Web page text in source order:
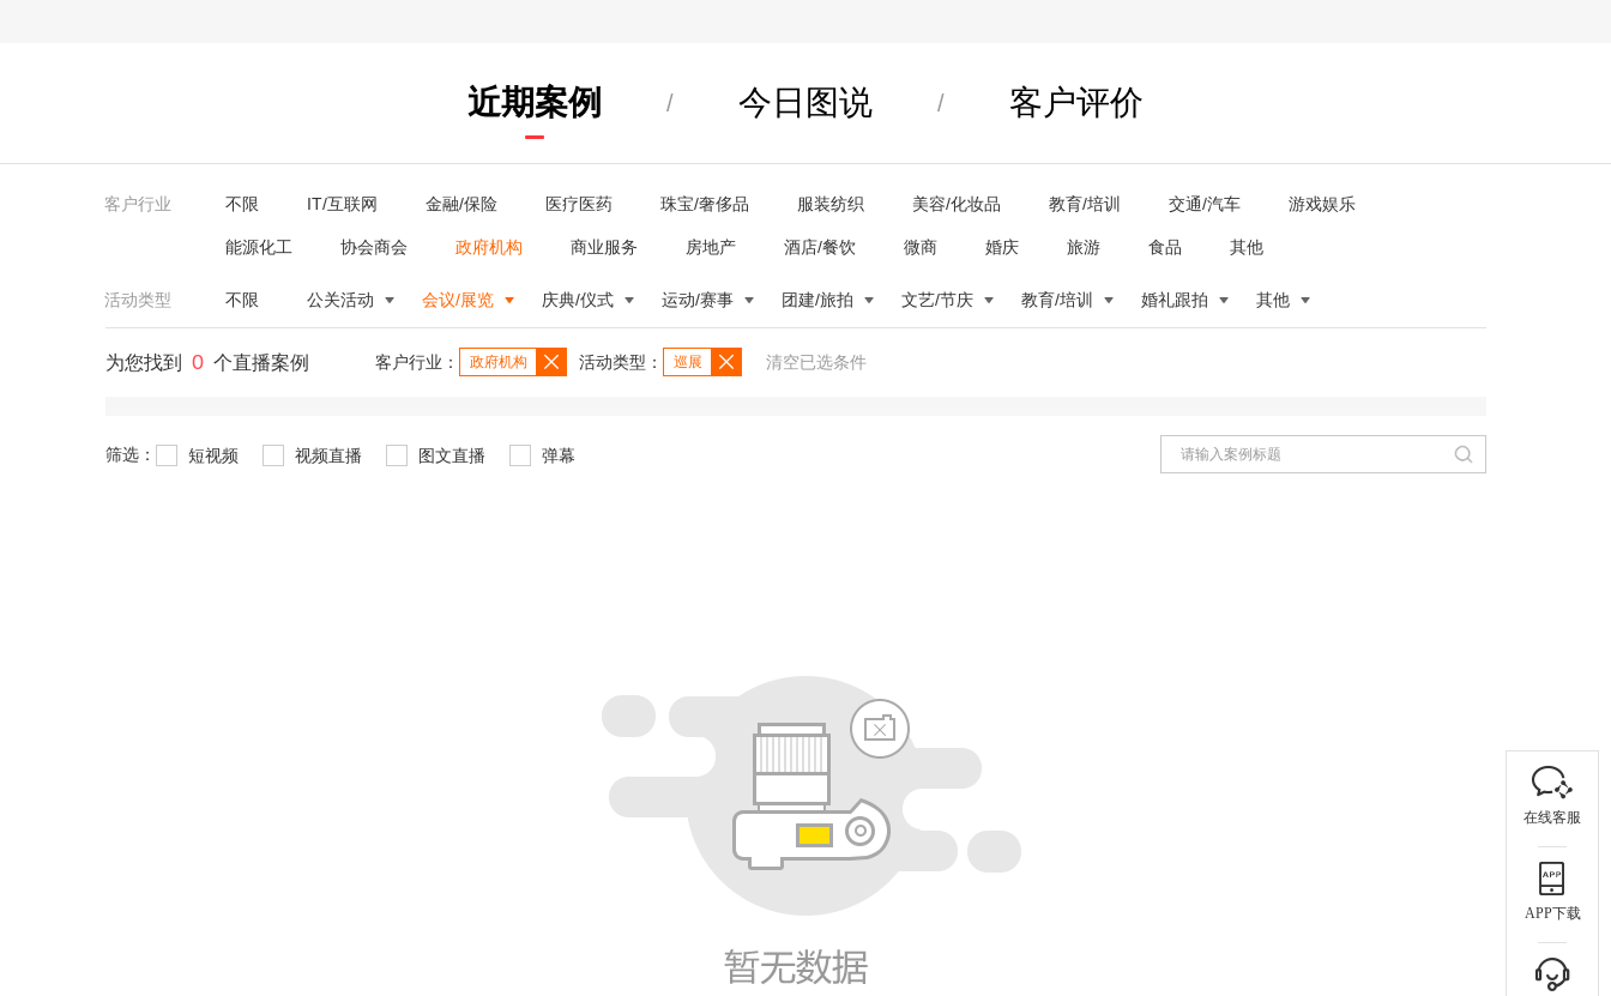
近期案例 / 今日图说 / 客户评价
客户行业 不限 IT/互联网 金融/保险 医疗医药 珠宝/奢侈品 服装纺织 美容/化妆品 教育/培训 交通/汽车 游戏娱乐
能源化工 协会商会 政府机构 商业服务 房地产 酒店/餐饮 微商 婚庆 旅游 食品 其他
活动类型 不限 公关活动 会议/展览 庆典/仪式 运动/赛事 团建/旅拍 文艺/节庆 教育/培训 婚礼跟拍 其他
为您找到 0 个直播案例 客户行业： 政府机构 活动类型： 巡展 清空已选条件
筛选： 短视频 视频直播 图文直播 弹幕
在线客服
APP下载